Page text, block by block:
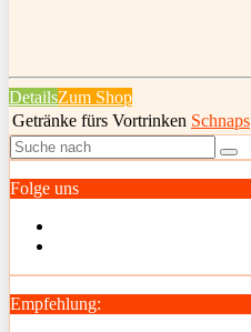
DetailsZum Shop
Getränke fürs Vortrinken Schnaps
Folge uns
Empfehlung: